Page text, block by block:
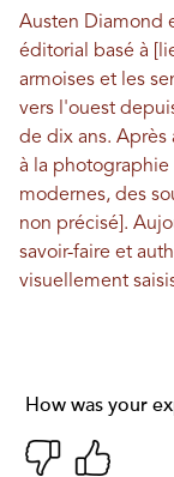
Austen Diamond
éditorial basé à
armoises et les
vers l'ouest
de dix ans. Après
à la photographie
modernes, des
non précisé].
savoir-faire et
visuellement